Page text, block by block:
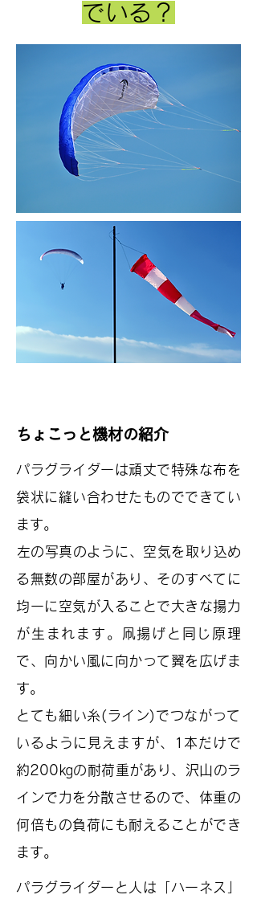
でいる？
​ちょこっと機材の紹介
パラグライダーは頑丈で特殊な布を
袋状に縫い合わせたものでできてい
ます。
​左の写真のように、空気を取り込め
る無数の部屋があり、そのすべてに
均一に空気が入ることで大きな揚力
が生まれます。凧揚げと同じ原理
で、向かい風に向かって翼を広げま
す。
​とても細い糸(ライン)でつながって
いるように見えますが、1本だけで
約200㎏の耐荷重があり、沢山のラ
インで力を分散させるので、体重の
何倍もの負荷にも耐えることができ
ます。
パラグライダーと人は「ハーネス」